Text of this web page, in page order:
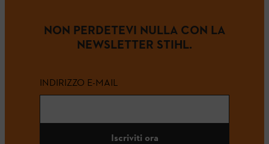
NON PERDETEVI NULLA CON LA
NEWSLETTER STIHL.
INDIRIZZO E-MAIL
Iscriviti ora